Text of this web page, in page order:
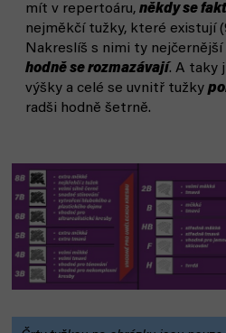
mít v repertoáru, někdy se
nejměkčí tužky, které existují
Nakreslíš s nimi ty
hodně se rozmazávají. A taky
výšky a celé se uvnitř tužky
radši hodně šetrně.